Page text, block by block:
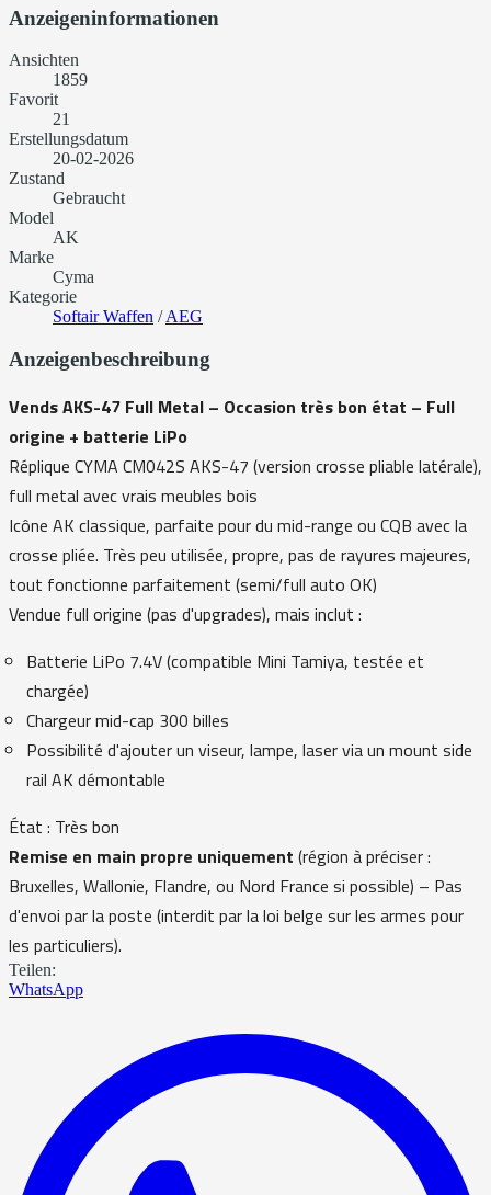
Anzeigeninformationen
Ansichten
1859
Favorit
21
Erstellungsdatum
20-02-2026
Zustand
Gebraucht
Model
AK
Marke
Cyma
Kategorie
Softair Waffen /AEG
Anzeigenbeschreibung
Vends AKS-47 Full Metal – Occasion très bon état – Full
origine + batterie LiPo
Réplique CYMA CM042S AKS-47 (version crosse pliable latérale),
full metal avec vrais meubles bois
Icône AK classique, parfaite pour du mid-range ou CQB avec la
crosse pliée. Très peu utilisée, propre, pas de rayures majeures,
tout fonctionne parfaitement (semi/full auto OK)
Vendue full origine (pas d'upgrades), mais inclut :
Batterie LiPo 7.4V (compatible Mini Tamiya, testée et
chargée)
Chargeur mid-cap 300 billes
Possibilité d'ajouter un viseur, lampe, laser via un mount side
rail AK démontable
État : Très bon
Remise en main propre uniquement (région à préciser :
Bruxelles, Wallonie, Flandre, ou Nord France si possible) – Pas
d'envoi par la poste (interdit par la loi belge sur les armes pour
les particuliers).
Teilen:
WhatsApp